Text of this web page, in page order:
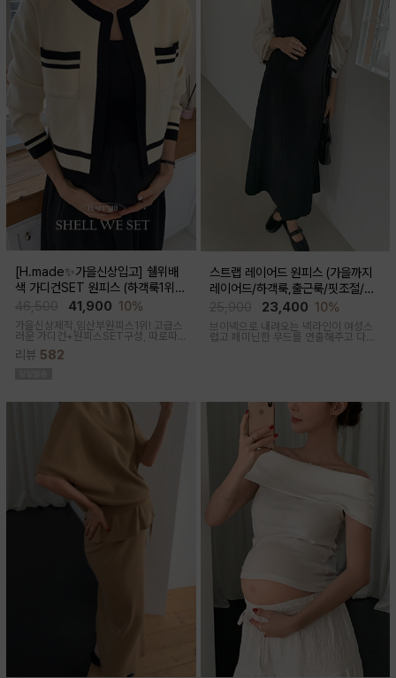
[H.made✨가을신상입고] 쉘위배
색 가디건SET 원피스 (하객룩1위/
고급미/가디건SET/임산부,출산후,
누구나예쁜핏)
41,900 10%
가을신상제작,임산부원피스1위! 고급스
러운 가디건+원피스SET구성, 따로따
리뷰 582
스트랩 레이어드 원피스 (가을까지
레이어드/하객룩,출근룩/핏조절/임
산부,출산후 착용가능)
23,400 10%
브이넥으로 내려오는 넥라인이 여성스
럽고 페미닌한 무드를 연출해주고 다양